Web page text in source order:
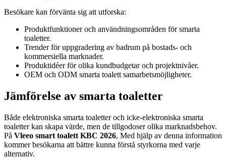
Besökare kan förvänta sig att utforska:
Produktfunktioner och användningsområden för smarta
toaletter.
Trender för uppgradering av badrum på bostads- och
kommersiella marknader.
Produktidéer för olika kundbudgetar och projektnivåer.
OEM och ODM smarta toalett samarbetsmöjligheter.
Jämförelse av smarta toaletter
Både elektroniska smarta toaletter och icke-elektroniska smarta
toaletter kan skapa värde, men de tillgodoser olika marknadsbehov.
På Vleeo smart toalett KBC 2026, Med hjälp av denna information
kommer besökarna att bättre kunna förstå styrkorna med varje
alternativ.